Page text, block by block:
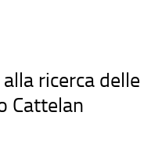
ricerca delle
Cattelan